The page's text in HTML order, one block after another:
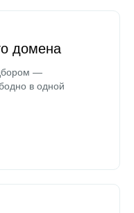
домена
—
в одной